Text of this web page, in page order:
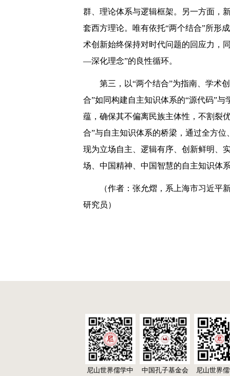
群、理论体系与逻辑框架。另一方面，
套西方理论。唯有依托“两个结合”所形
术创新始终保持对时代问题的回应力，
—深化理念”的良性循环。
第三，以“两个结合”为指南、学术
合”如同构建自主知识体系的“源代码”
蕴，确保其不偏离民族主体性，不割裂
合”与自主知识体系的桥梁，通过全方
现为立场自主、逻辑有序、创新鲜明、
场、中国精神、中国智慧的自主知识体
（作者：张允熠，系上海市习近平
研究员）
尼山世界儒学中
中国孔子基金会
尼山世界